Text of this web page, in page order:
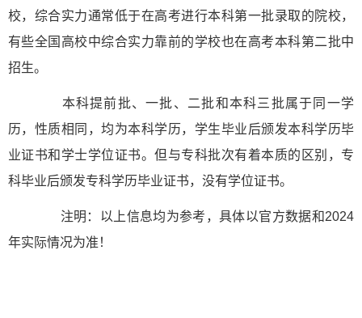
校，综合实力通常低于在高考进行本科第一批录取的院校，
有些全国高校中综合实力靠前的学校也在高考本科第二批中
招生。
本科提前批、一批、二批和本科三批属于同一学
历，性质相同，均为本科学历，学生毕业后颁发本科学历毕
业证书和学士学位证书。但与专科批次有着本质的区别，专
科毕业后颁发专科学历毕业证书，没有学位证书。
注明：以上信息均为参考，具体以官方数据和2024
年实际情况为准！